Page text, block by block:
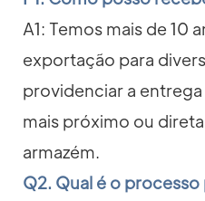
A1: Temos mais de 10
exportação para
providenciar a
mais próximo ou
armazém.
Q2. Qual é o processo